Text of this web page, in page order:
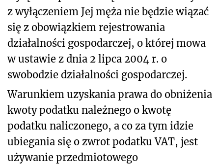
z wyłączeniem Jej męża nie będzie wiązać
się z obowiązkiem rejestrowania
działalności gospodarczej, o której mowa
w ustawie z dnia 2 lipca 2004 r. o
swobodzie działalności gospodarczej.
Warunkiem uzyskania prawa do obniżenia
kwoty podatku należnego o kwotę
podatku naliczonego, a co za tym idzie
ubiegania się o zwrot podatku VAT, jest
używanie przedmiotowego